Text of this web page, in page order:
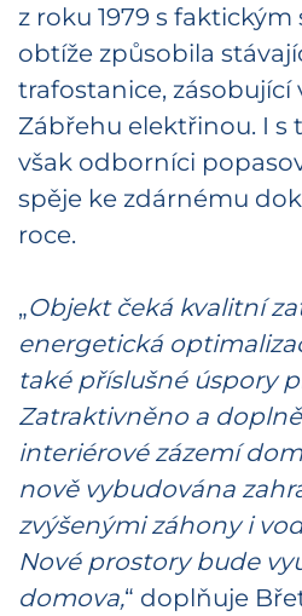
z roku 1979 s faktickým
obtíže způsobila
trafostanice, zásobující
Zábřehu elektřinou. I s
však odborníci
spěje ke zdárnému
roce.
„Objekt čeká kvalitní
energetická
také příslušné úspory
Zatraktivněno a
interiérové zázemí
nově vybudována
zvýšenými záhony i
Nové prostory bude
domova,“ doplňuje